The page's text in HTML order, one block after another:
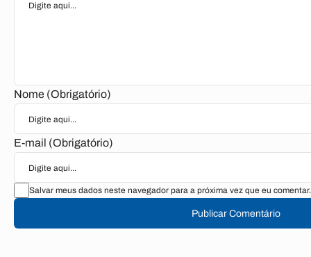
Nome (Obrigatório)
E-mail (Obrigatório)
Salvar meus dados neste navegador para a próxima vez que eu comentar.
Publicar Comentário